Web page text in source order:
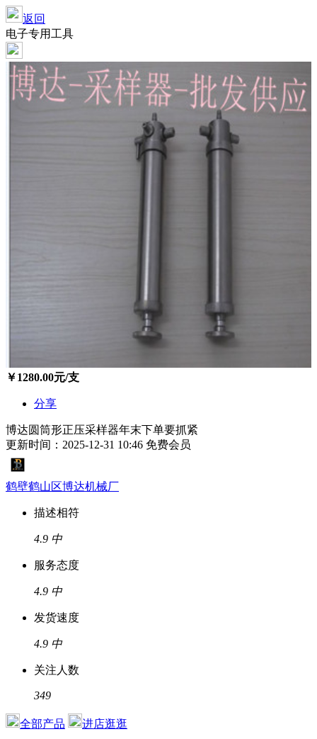
返回
电子专用工具
￥1280.00元/支
分享
博达圆筒形正压采样器年末下单要抓紧
更新时间：2025-12-31 10:46 免费会员
鹤壁鹤山区博达机械厂
描述相符
4.9 中
服务态度
4.9 中
发货速度
4.9 中
关注人数
349
全部产品 进店逛逛